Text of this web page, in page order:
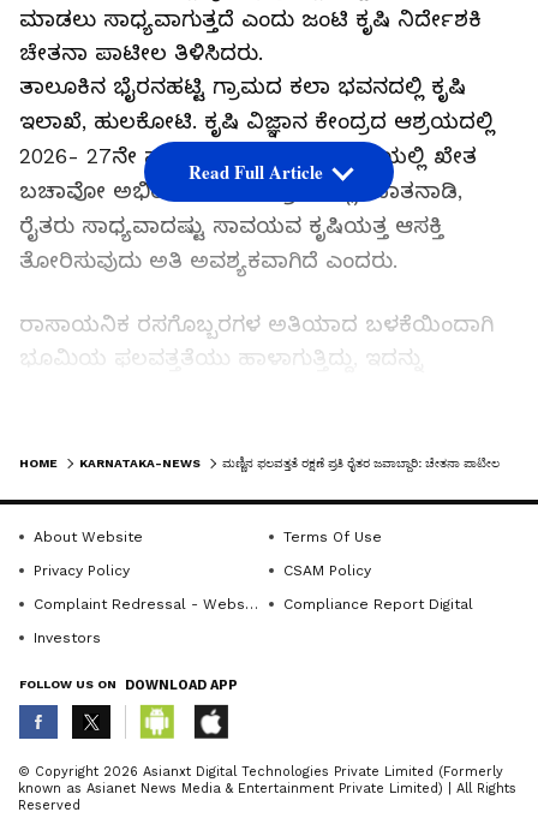
ಮಾಡಲು ಸಾಧ್ಯವಾಗುತ್ತದೆ ಎಂದು ಜಂಟಿ ಕೃಷಿ ನಿರ್ದೇಶಕಿ
ಚೇತನಾ ಪಾಟೀಲ ತಿಳಿಸಿದರು.
ತಾಲೂಕಿನ ಭೈರನಹಟ್ಟಿ ಗ್ರಾಮದ ಕಲಾ ಭವನದಲ್ಲಿ ಕೃಷಿ
ಇಲಾಖೆ, ಹುಲಕೋಟಿ. ಕೃಷಿ ವಿಜ್ಞಾನ ಕೇಂದ್ರದ ಆಶ್ರಯದಲ್ಲಿ
2026- 27ನೇ ಸಾಲಿನ ಆತ್ಮ ಯೋಜನೆ ಅಡಿಯಲ್ಲಿ ಖೇತ
ಬಚಾವೋ ಅಭಿಯಾನ ಕಾರ್ಯಕ್ರಮದಲ್ಲಿ ಮಾತನಾಡಿ,
ರೈತರು ಸಾಧ್ಯವಾದಷ್ಟು ಸಾವಯವ ಕೃಷಿಯತ್ತ ಆಸಕ್ತಿ
ತೋರಿಸುವುದು ಅತಿ ಅವಶ್ಯಕವಾಗಿದೆ ಎಂದರು.
ರಾಸಾಯನಿಕ ರಸಗೊಬ್ಬರಗಳ ಅತಿಯಾದ ಬಳಕೆಯಿಂದಾಗಿ
ಭೂಮಿಯ ಫಲವತ್ತತೆಯು ಹಾಳಾಗುತ್ತಿದ್ದು, ಇದನ್ನು
ಕಾರ್ಯೋನ್ಮುಖರಾಗುವುದು ಅವಶ್ಯಕತೆ ಇದೆ ಎಂದರು.
ಇಲಾಖೆಯಲ್ಲಿ ಮಾಡಿಸಬೇಕು. ಎಫ್ಐಡಿ ಮಾಡಿಸಲು ರೈತರು
ಆಧಾರ್ ಕಾರ್ಡ್ ಚಾಲ್ತಿ ಇರುವ ಬ್ಯಾಂಕ್ ಖಾತೆ ಪುಸ್ತಕ ಮತ್ತ
ಪಹಣಿಗಳನ್ನು ಕಡ್ಡಾಯವಾಗಿ ನಿಮ್ಮ ಹತ್ತಿರದ ರೈತ ಸಂಪರ್ಕ
ಕೇಂದ್ರಕ್ಕೆ ಭೇಟಿ ನೀಡಬೇಕೆಂದರು.
Read Full Article
ABOUT THE AUTHOR
K KannadaprabhaNewsNetwork
HOME KARNATAKA-NEWS ಮಣ್ಣಿನ ಫಲವತ್ತತೆ ರಕ್ಷಣೆ ಪ್ರತಿ ರೈತರ ಜವಾಬ್ದಾರಿ: ಚೇತನಾ ಪಾಟೀಲ
About Website
Terms Of Use
Privacy Policy
CSAM Policy
Complaint Redressal - Website
Compliance Report Digital
Investors
FOLLOW US ON DOWNLOAD APP
© Copyright 2026 Asianxt Digital Technologies Private Limited (Formerly
known as Asianet News Media & Entertainment Private Limited) | All Rights
Reserved